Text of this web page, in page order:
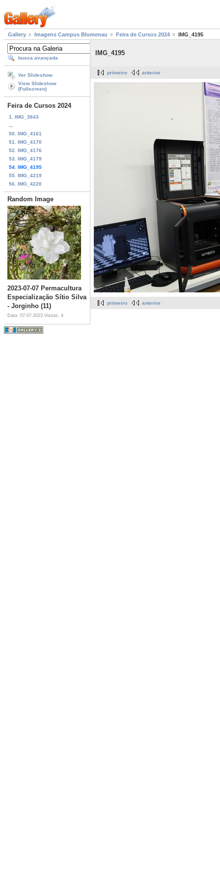
Gallery Imagens Campus Blumenau Feira de Cursos 2024 IMG_4195
busca avançada
Ver Slideshow
View Slideshow
(Fullscreen)
Feira de Cursos 2024
1. IMG_3843
50. IMG_4161
51. IMG_4170
52. IMG_4176
53. IMG_4179
54. IMG_4195
55. IMG_4219
56. IMG_4220
Random Image
2023-07-07 Permacultura
Especialização Sítio Silva
- Jorginho (11)
Data: 07-07-2023 Visitas: 4
IMG_4195
primeiro anterior
primeiro anterior